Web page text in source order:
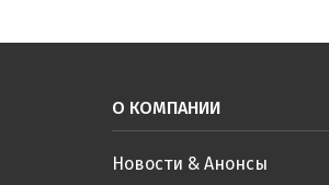
О КОМПАНИИ
Новости & Анонсы